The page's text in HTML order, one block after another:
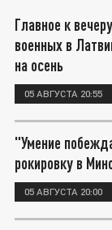
Главное к
военных в
на осень
05 АВГУСТА 20:55
"Умение
рокировку в
05 АВГУСТА 20:00